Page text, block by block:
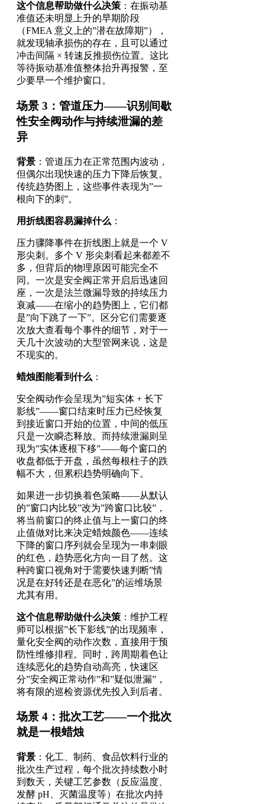
这个信息帮助做什么决策 ：在振动基
准值还未明显上升的早期阶段
（FMEA 意义上的”潜在故障期”），
就发现轴承损伤的存在，且可以通过
冲击间隔 × 转速反推损伤位置。这比
等待振动基准值整体抬升再报警，至
少要早一个维护窗口。
场景 3：管道压力——识别间歇
性安全阀动作与持续泄漏的差
异
背景 ：管道压力在正常范围内波动，
但偶尔出现快速的压力下降后恢复。
传统趋势图上，这些事件表现为”一
根向下的刺”。
用折线图容易漏掉什么 ：
压力骤降事件在折线图上就是一个 V
形尖刺。多个 V 形尖刺看起来都差不
多，但背后的物理原因可能完全不
同。一次是安全阀正常开启后迅速回
座，一次是法兰微漏导致的持续压力
衰减——在缩小的趋势图上，它们都
是”向下跳了一下”。区分它们需要逐
次放大查看每个事件的细节，对于一
天几十次波动的大型管网来说，这是
不现实的。
蜡烛图能看到什么 ：
安全阀动作会呈现为”短实体 + 长下
影线”——窗口结束时压力已经恢复
到接近窗口开始的位置，中间的低压
只是一次瞬态释放。而持续泄漏则呈
现为”实体逐根下移”——每个窗口的
收盘都低于开盘，虽然每根柱子的跌
幅不大，但累积趋势明确向下。
如果进一步切换着色策略——从默认
的”窗口内比较”改为”跨窗口比较”，
将当前窗口的终止值与上一窗口的终
止值做对比来决定蜡烛颜色——连续
下降的窗口序列就会呈现为一串刺眼
的红色，趋势恶化方向一目了然。这
种跨窗口视角对于需要快速判断”情
况是在好转还是在恶化”的运维场景
尤其有用。
这个信息帮助做什么决策 ：维护工程
师可以根据”长下影线”的出现频率，
量化安全阀的动作次数，直接用于预
防性维修排程。同时，跨周期着色让
连续恶化的趋势自动高亮，快速区
分”安全阀正常动作”和”疑似泄漏”，
将有限的巡检资源优先投入到后者。
场景 4：批次工艺——一个批次
就是一根蜡烛
背景 ：化工、制药、食品饮料行业的
批次生产过程，每个批次持续数小时
到数天，关键工艺参数（反应温度、
发酵 pH、灭菌温度等）在批次内持